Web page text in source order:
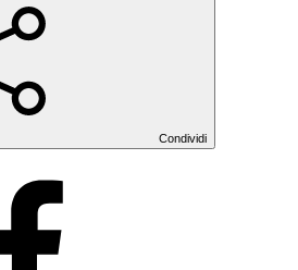
Condividi